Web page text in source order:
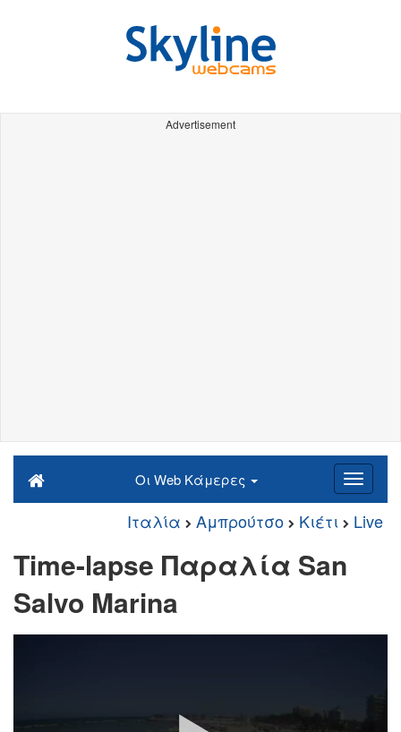
Advertisement
Οι Web Κάμερες
Ιταλία Αμπρούτσο Κιέτι Live
Time-lapse Παραλία San
Salvo Marina